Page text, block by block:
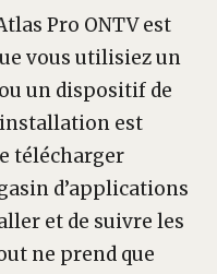
Pro ONTV est
vous utilisiez un
un dispositif de
est
télécharger
d’applications
et de suivre les
ne prend que